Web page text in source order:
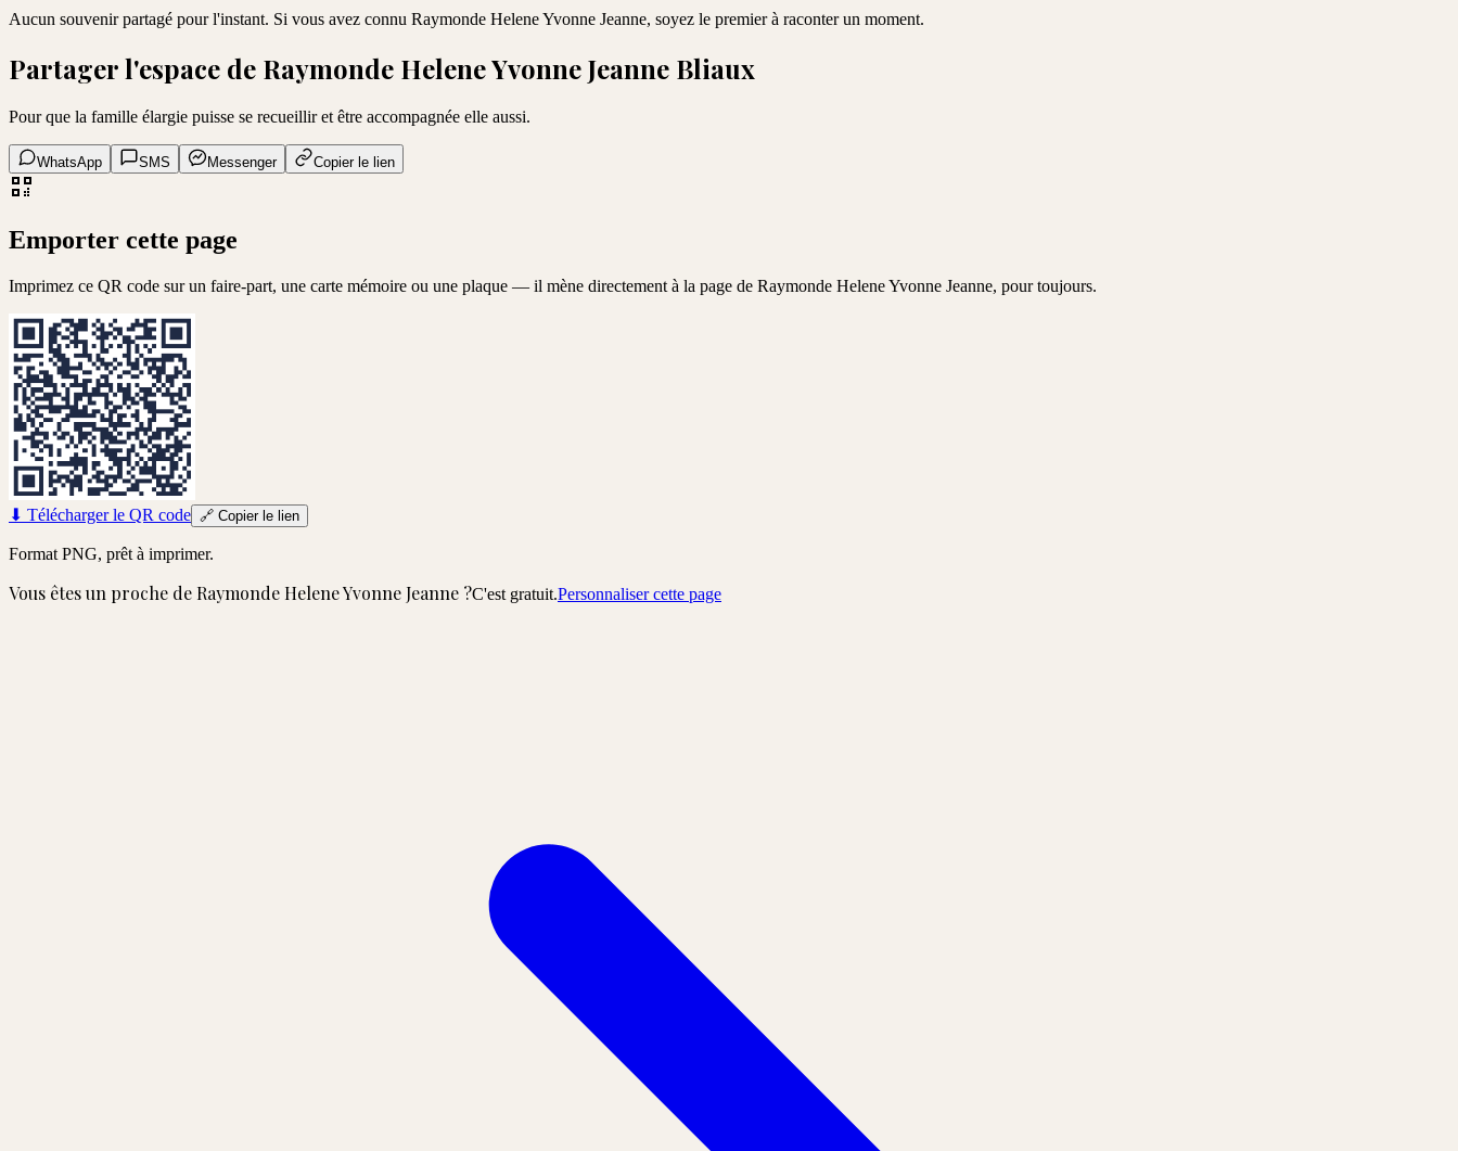
Aucun souvenir partagé pour l'instant. Si vous avez connu Raymonde Helene Yvonne Jeanne, soyez le premier à raconter un moment.
Partager l'espace de Raymonde Helene Yvonne Jeanne Bliaux
Pour que la famille élargie puisse se recueillir et être accompagnée elle aussi.
WhatsApp SMS Messenger Copier le lien
Emporter cette page
Imprimez ce QR code sur un faire-part, une carte mémoire ou une plaque — il mène directement à la page de Raymonde Helene Yvonne Jeanne, pour toujours.
⬇ Télécharger le QR code 🔗 Copier le lien
Format PNG, prêt à imprimer.
Vous êtes un proche de Raymonde Helene Yvonne Jeanne ?C'est gratuit.Personnaliser cette page